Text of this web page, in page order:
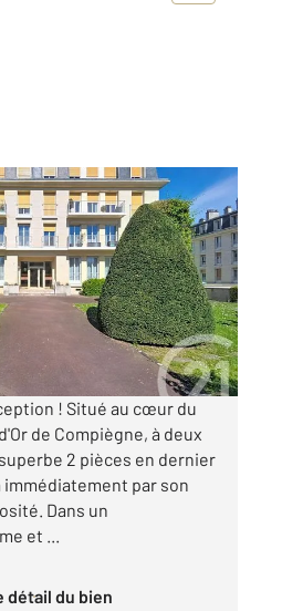
à louer
! Situé au cœur du
de Compiègne, à deux
2 pièces en dernier
par son
Dans un
et ...
détail du bien